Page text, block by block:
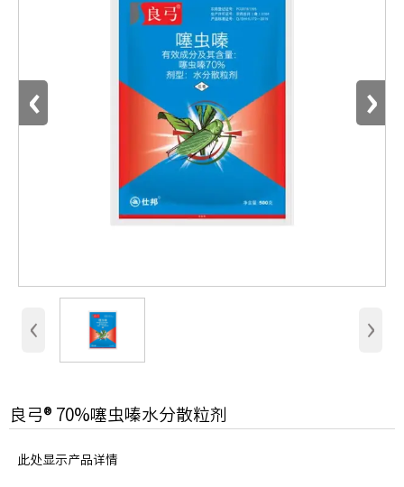
‹ ›
‹ ›
良弓® 70%噻虫嗪水分散粒剂
此处显示产品详情